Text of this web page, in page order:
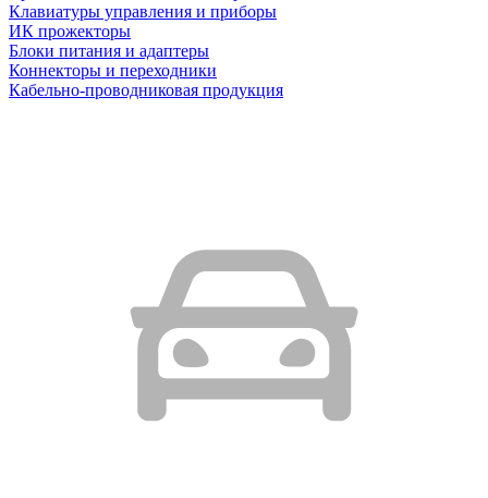
Клавиатуры управления и приборы
ИК прожекторы
Блоки питания и адаптеры
Коннекторы и переходники
Кабельно-проводниковая продукция